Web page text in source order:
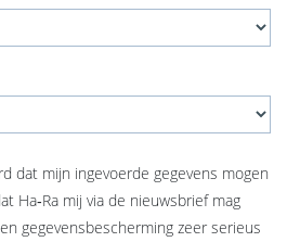
dat mijn ingevoerde gegevens mogen
Ha‑Ra mij via de nieuwsbrief mag
gegevensbescherming zeer serieus